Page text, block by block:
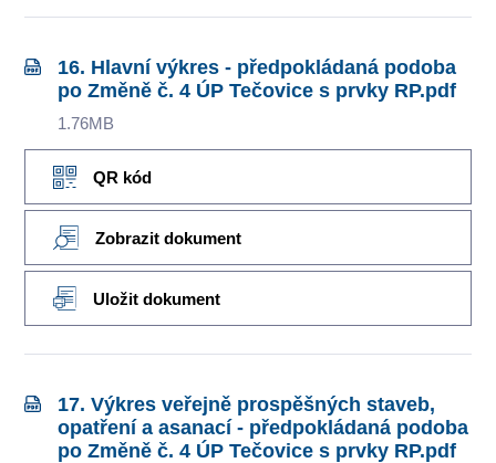
16. Hlavní výkres - předpokládaná podoba
po Změně č. 4 ÚP Tečovice s prvky RP.pdf
1.76MB
QR kód
Zobrazit dokument
Uložit dokument
17. Výkres veřejně prospěšných staveb,
opatření a asanací - předpokládaná podoba
po Změně č. 4 ÚP Tečovice s prvky RP.pdf